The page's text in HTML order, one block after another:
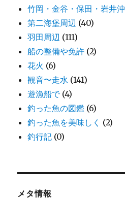
竹岡・金谷・保田・岩井沖
第二海堡周辺 (40)
羽田周辺 (111)
船の整備や免許 (2)
花火 (6)
観音〜走水 (141)
遊漁船で(4)
釣った魚の図鑑 (6)
釣った魚を美味しく (2)
釣行記 (0)
メタ情報